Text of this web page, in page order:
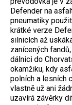
Defender na
pneumatiky
krátké verze
silnicích až
zanícených
dálnici do
okamžiku, kdy
polních a lesních
vlastně už ani
uzavírá závěrky